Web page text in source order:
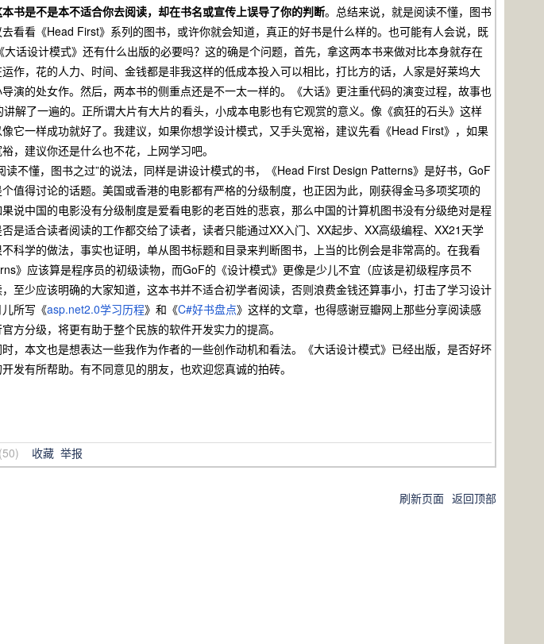
书是不是本不适合你去阅读，却在书名或宣传上误导了你的判断。总结来说，就是阅读不懂，图书
看看《Head First》系列的图书，或许你就会知道，真正的好书是什么样的。也可能有人会说，既
话设计模式》还有什么出版的必要吗？这的确是个问题，首先，拿这两本书来做对比本身就存在
作，花的人力、时间、金钱都是非我这样的低成本投入可以相比，打比方的话，人家是好莱坞大
演的处女作。然后，两本书的侧重点还是不一太一样的。《大话》更注重代码的演变过程，故事也
解了一遍的。正所谓大片有大片的看头，小成本电影也有它观赏的意义。像《疯狂的石头》这样
它一样成功就好了。我建议，如果你想学设计模式，又手头宽裕，建议先看《Head First》，如果
，建议你还是什么也不花，上网学习吧。
不懂，图书之过”的说法，同样是讲设计模式的书，《Head First Design Patterns》是好书，GoF
值得讨论的话题。美国或香港的电影都有严格的分级制度，也正因为此，刚获得金马多项奖项的
说中国的电影没有分级制度是爱看电影的老百姓的悲哀，那么中国的计算机图书没有分级绝对是程
是适合读者阅读的工作都交给了读者，读者只能通过XX入门、XX起步、XX高级编程、XX21天学
科学的做法，事实也证明，单从图书标题和目录来判断图书，上当的比例会是非常高的。在我看
》应该算是程序员的初级读物，而GoF的《设计模式》更像是少儿不宜（应该是初级程序员不
至少应该明确的大家知道，这本书并不适合初学者阅读，否则浪费金钱还算事小，打击了学习设计
所写《asp.net2.0学习历程》和《C#好书盘点》这样的文章，也得感谢豆瓣网上那些分享阅读感
方分级，将更有助于整个民族的软件开发实力的提高。
本文也是想表达一些我作为作者的一些创作动机和看法。《大话设计模式》已经出版，是否好坏
发有所帮助。有不同意见的朋友，也欢迎您真诚的拍砖。
50) 收藏 举报
刷新页面 返回顶部